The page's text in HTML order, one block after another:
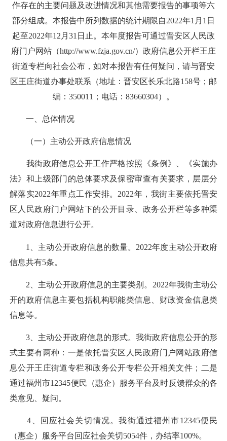
作存在的主要问题及改进情况和其他需要报告的事项等六
部分组成。本报告中所列数据的统计期限自2022年1月1日
起至2022年12月31日止。本年度报告可通过晋安区人民政
府门户网站（http://www.fzja.gov.cn/）政府信息公开栏王庄
街道专栏向社会公布，如对本报告有任何疑问，请与晋安
区王庄街道办事处联系（地址：晋安区长乐北路158号；邮
编：350011；电话：83660304）。
一、总体情况
（一）主动公开政府信息情况
我街政府信息公开工作严格按照《条例》、《实施办
法》和上级部门的总体要求及保密审查有关要求，层层分
解落实2022年重点工作安排。2022年，我街主要依托晋安
区人民政府门户网站下的公开目录、政务公开栏等多种渠
道对政府信息进行公开。
1、主动公开政府信息的数量。2022年度主动公开政府
信息共有5条。
2、主动公开政府信息的主要类别。2022年我街主动公
开的政府信息主要包括机构职能类信息、财政资金信息类
信息等。
3、主动公开政府信息的形式。我街政府信息公开的形
式主要有两种：一是依托晋安区人民政府门户网站政府信
息公开王庄街道专栏和政务公开专栏公开相关文件；二是
通过福州市12345便民（惠企）服务平台及时反馈群众的各
类意见、疑问。
4、回应社会关切情况。我街通过福州市12345便民
（惠企）服务平台回应社会关切5054件，办结率100%。